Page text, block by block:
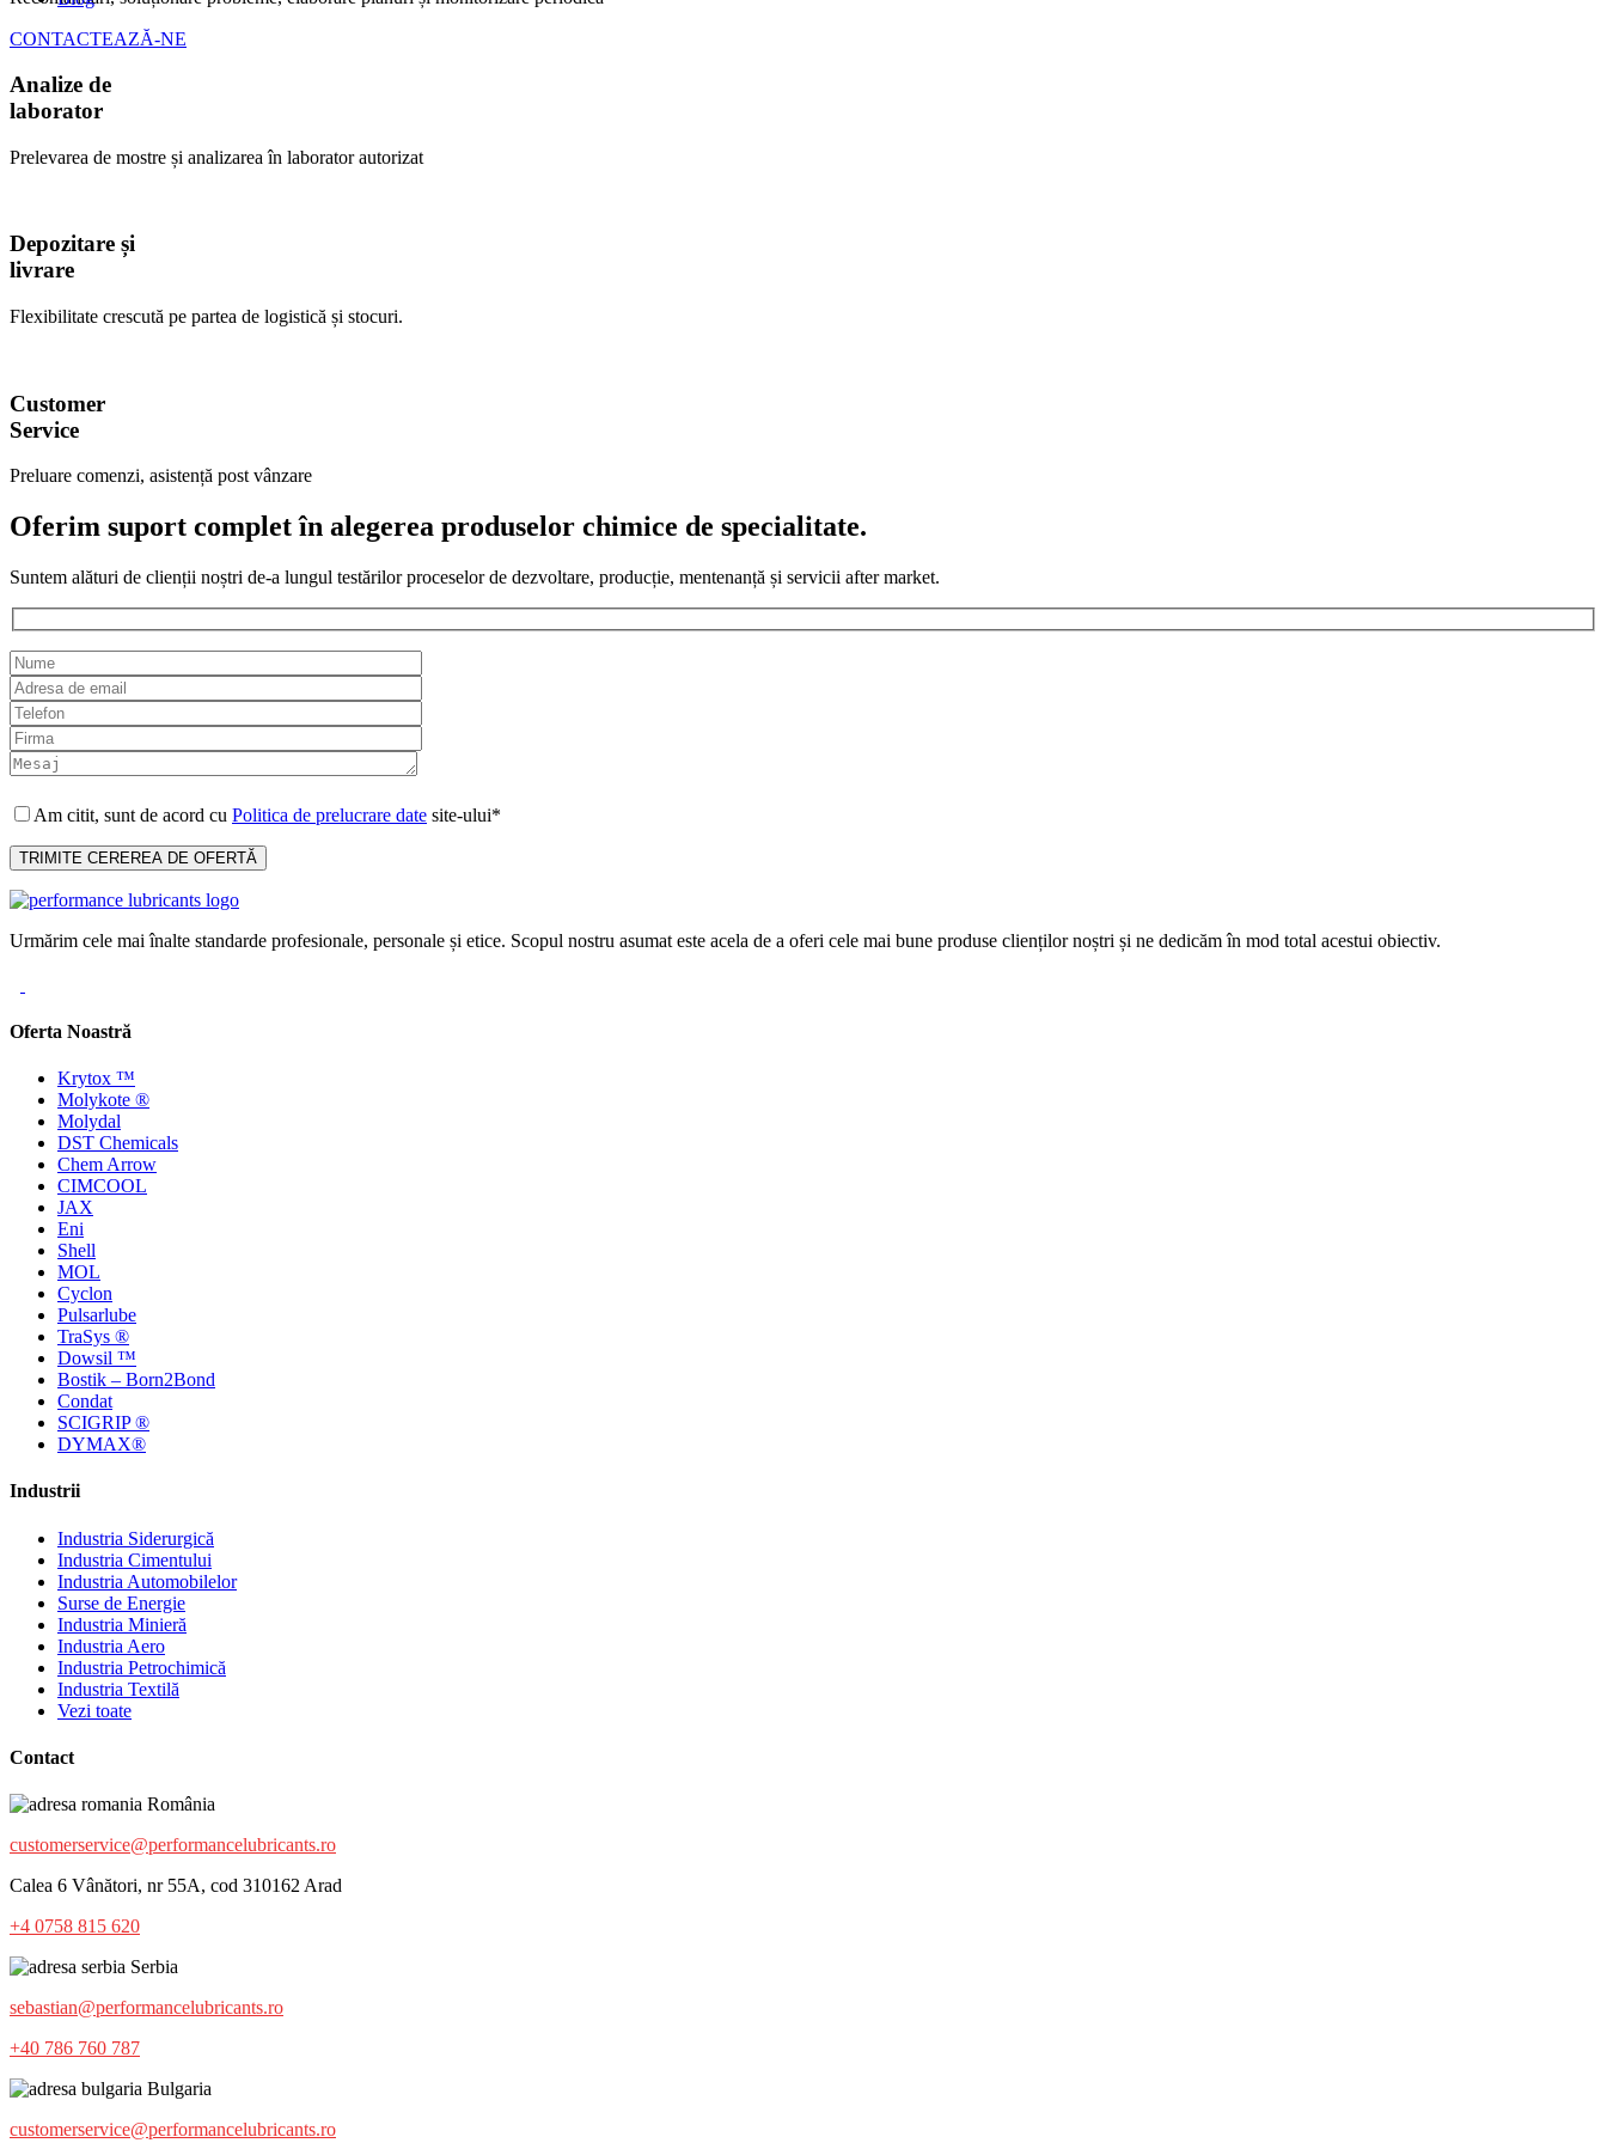
CONTACTEAZĂ-NE
Analize de
laborator
Prelevarea de mostre și analizarea în laborator autorizat
Depozitare și
livrare
Flexibilitate crescută pe partea de logistică și stocuri.
Customer
Service
Preluare comenzi, asistență post vânzare
Oferim suport complet în alegerea produselor chimice de specialitate.
Suntem alături de clienții noștri de-a lungul testărilor proceselor de dezvoltare, producție, mentenanță și servicii after market.
Am citit, sunt de acord cu Politica de prelucrare date site-ului*
Urmărim cele mai înalte standarde profesionale, personale și etice. Scopul nostru asumat este acela de a oferi cele mai bune produse clienților noștri și ne dedicăm în mod total acestui obiectiv.
Oferta Noastră
Krytox ™
Molykote ®
Molydal
DST Chemicals
Chem Arrow
CIMCOOL
JAX
Eni
Shell
MOL
Cyclon
Pulsarlube
TraSys ®
Dowsil ™
Bostik – Born2Bond
Condat
SCIGRIP ®
DYMAX®
Industrii
Industria Siderurgică
Industria Cimentului
Industria Automobilelor
Surse de Energie
Industria Minieră
Industria Aero
Industria Petrochimică
Industria Textilă
Vezi toate
Contact
România
customerservice@performancelubricants.ro
Calea 6 Vânători, nr 55A, cod 310162 Arad
+4 0758 815 620
Serbia
sebastian@performancelubricants.ro
+40 786 760 787
Bulgaria
customerservice@performancelubricants.ro